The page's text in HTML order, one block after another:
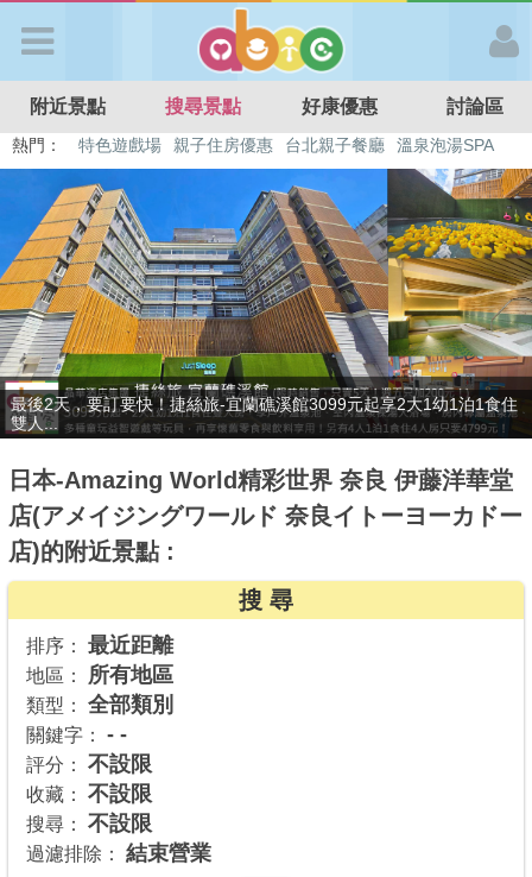
APP登入
首 頁
搜尋景點
好康優惠
最新消息
最新留言
商家合作
推薦景點
討論區
聯絡我們
附近景點 搜尋景點 好康優惠 討論區
熱門： 特色遊戲場 親子住房優惠 台北親子餐廳
溫泉泡湯SPA
溜滑梯民宿
觀光工廠 DIY摘果 日本親子景點
最後2天，要訂要快！捷絲旅-宜蘭礁溪館3099元起享2大1幼1泊1食住
雙人...
日本-Amazing World精彩世界 奈良 伊藤洋華堂
店(アメイジングワールド 奈良イトーヨーカドー
店)的附近景點 :
搜 尋
排序： 最近距離
地區： 所有地區
類型： 全部類別
關鍵字： - -
評分： 不設限
收藏： 不設限
搜尋： 不設限
過濾排除： 結束營業